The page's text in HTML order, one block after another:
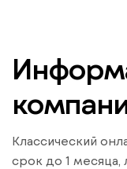
Классический
срок до 1